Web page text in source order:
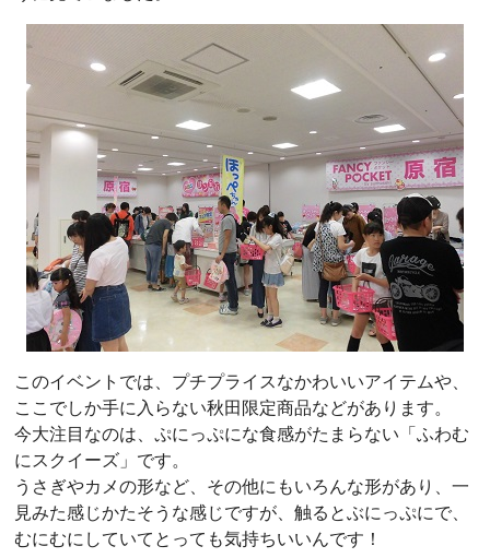
o
このイベントでは、プチプライスなかわいいアイテムや、
ここでしか手に入らない秋田限定商品などがあります。
今大注目なのは、ぷにっぷにな食感がたまらない「ふわむ
にスクイーズ」です。
うさぎやカメの形など、その他にもいろんな形があり、一
見みた感じかたそうな感じですが、触るとぶにっぷにで、
むにむにしていてとっても気持ちいいんです！